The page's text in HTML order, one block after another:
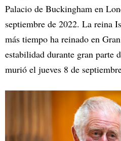
Palacio de Buckingham en
septiembre de 2022. La reina
más tiempo ha reinado en
estabilidad durante gran parte
murió el jueves 8 de